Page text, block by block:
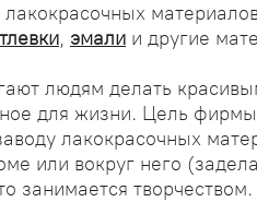
, эмали и другие
людям делать
для жизни. Цель
лакокрасочных
или вокруг него
занимается творчеством.